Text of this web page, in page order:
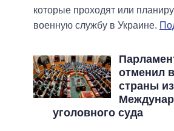
которые проходят или
военную службу в Украине.
отменил
страны из
уголовного суда